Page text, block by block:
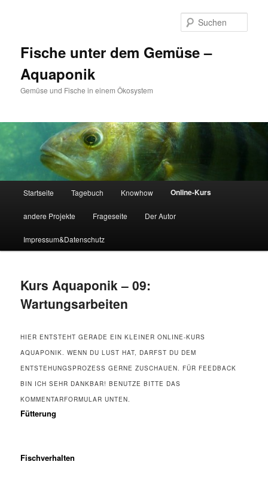
Fische unter dem Gemüse –
Aquaponik
Gemüse und Fische in einem Ökosystem
Startseite Tagebuch Knowhow Online-Kurs
andere Projekte Frageseite Der Autor
Impressum&Datenschutz
Kurs Aquaponik – 09:
Wartungsarbeiten
HIER ENTSTEHT GERADE EIN KLEINER ONLINE-KURS
AQUAPONIK. WENN DU LUST HAT, DARFST DU DEM
ENTSTEHUNGSPROZESS GERNE ZUSCHAUEN. FÜR FEEDBACK
BIN ICH SEHR DANKBAR! BENUTZE BITTE DAS
KOMMENTARFORMULAR UNTEN.
Fütterung
Fischverhalten